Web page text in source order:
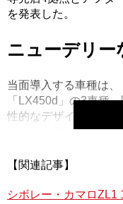
を発表した。
ニューデリー
当面導入する車種は
「LX450d」の3車種
性的なデザインとと
マンスを兼ね備える
で、インドのカスタ
る見通しだ。
【関連記事】
シボレー・カマロZL1